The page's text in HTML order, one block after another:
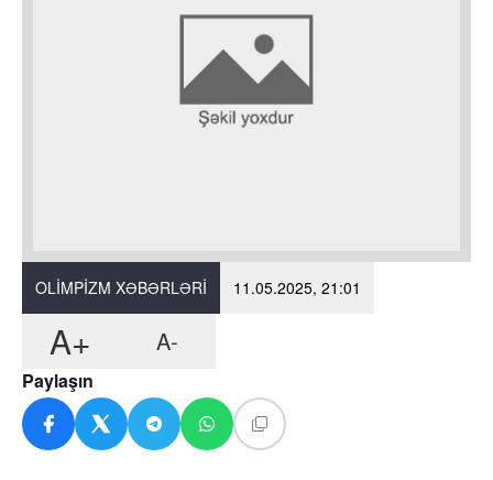
OLIMPIZM XƏBƏRLƏRI 11.05.2025, 21:01
A+ A-
Paylaşın